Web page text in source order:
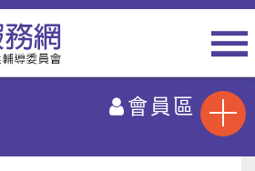
會員區